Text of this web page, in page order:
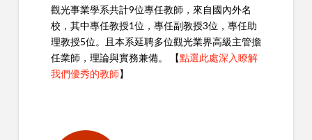
觀光事業學系共計9位專任教師，來自國內外名
校，其中專任教授1位，專任副教授3位，專任助
理教授5位。且本系延聘多位觀光業界高級主管擔
任業師，理論與實務兼備。 【點選此處深入瞭解
我們優秀的教師】